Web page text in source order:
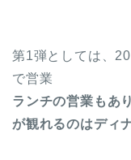
第1弾としては、
で営業
ランチの営業もあ
が観れるのはディ